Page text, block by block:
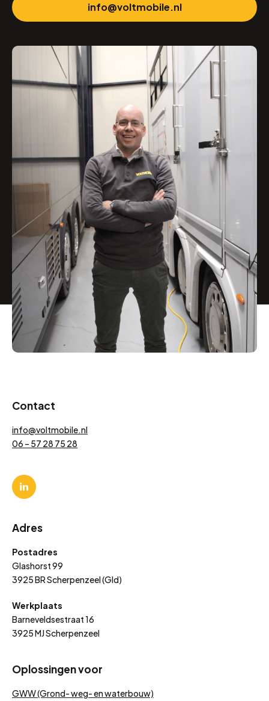
info@voltmobile.nl
Contact
info@voltmobile.nl
06 – 57 28 75 28
Adres
Postadres
Glashorst 99
3925 BR Scherpenzeel (Gld)
Werkplaats
Barneveldsestraat 16
3925 MJ Scherpenzeel
Oplossingen voor
GWW (Grond- weg- en waterbouw)